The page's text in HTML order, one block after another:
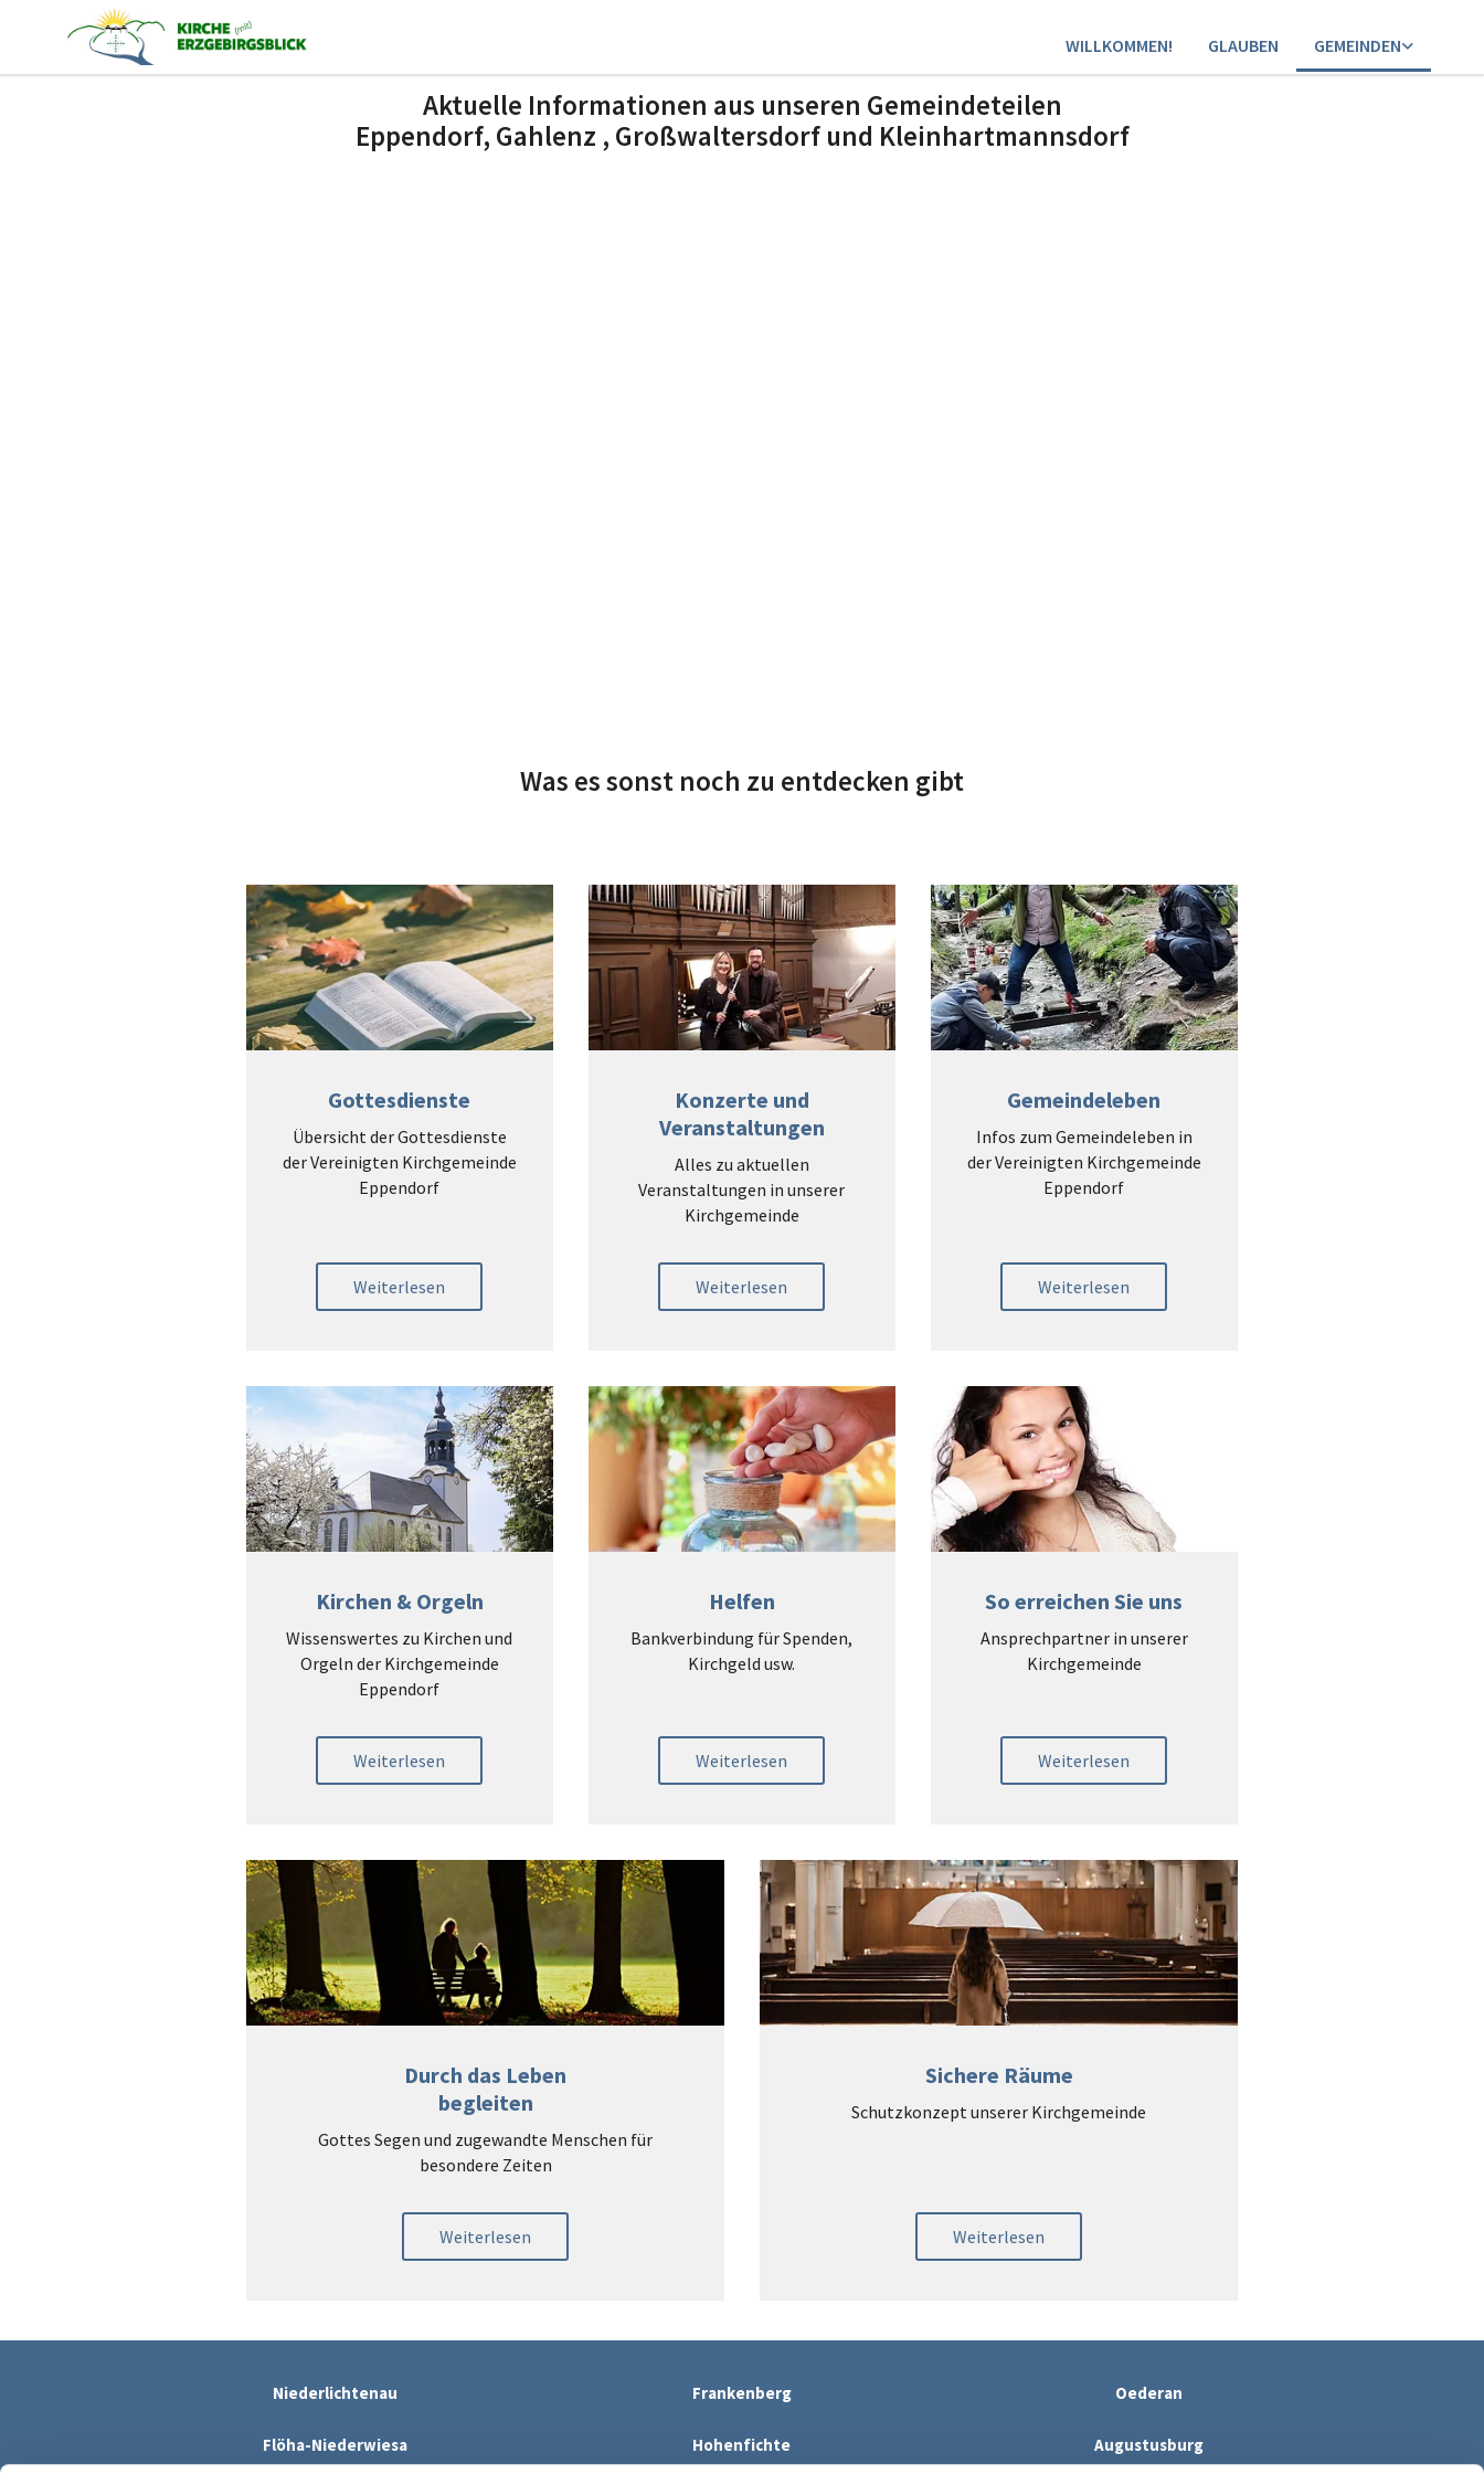
WILLKOMMEN! GLAUBEN GEMEINDEN
Aktuelle Informationen aus unseren Gemeindeteilen
Eppendorf, Gahlenz , Großwaltersdorf und Kleinhartmannsdorf
Was es sonst noch zu entdecken gibt
Gottesdienste
Übersicht der Gottesdienste
der Vereinigten Kirchgemeinde
Eppendorf
Weiterlesen
Konzerte und
Veranstaltungen
Alles zu aktuellen
Veranstaltungen in unserer
Kirchgemeinde
Weiterlesen
Gemeindeleben
Infos zum Gemeindeleben in
der Vereinigten Kirchgemeinde
Eppendorf
Weiterlesen
Kirchen & Orgeln
Wissenswertes zu Kirchen und
Orgeln der Kirchgemeinde
Eppendorf
Weiterlesen
Helfen
Bankverbindung für Spenden,
Kirchgeld usw.
Weiterlesen
So erreichen Sie uns
Ansprechpartner in unserer
Kirchgemeinde
Weiterlesen
Durch das Leben
begleiten
Gottes Segen und zugewandte Menschen für
besondere Zeiten
Weiterlesen
Sichere Räume
Schutzkonzept unserer Kirchgemeinde
Weiterlesen
Niederlichtenau Frankenberg Oederan
Flöha-Niederwiesa Hohenfichte Augustusburg